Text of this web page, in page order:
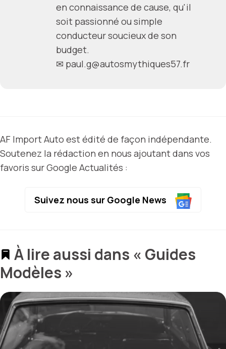
en connaissance de cause, qu'il
soit passionné ou simple
conducteur soucieux de son
budget.
✉ paul.g@autosmythiques57.fr
AF Import Auto est édité de façon indépendante.
Soutenez la rédaction en nous ajoutant dans vos
favoris sur Google Actualités :
Suivez nous sur Google News
À lire aussi dans « Guides
Modèles »